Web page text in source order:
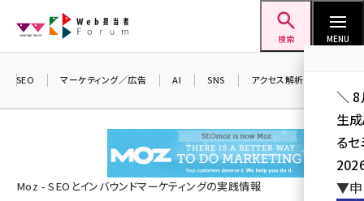
ン
検索 MENU
seo (3532)
SEO マーケティング／広告 AI SNS アクセス解析／データ分析
Moz - SEOとインバウンドマーケティングの実践情報
＼ 8
生
る
▼申